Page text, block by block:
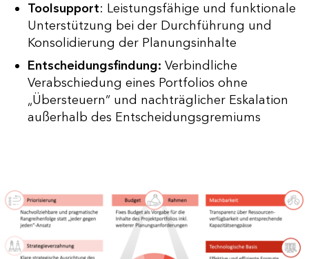
Toolsupport: Leistungsfähige und funktionale
Unterstützung bei der Durchführung und
Konsolidierung der Planungsinhalte
Entscheidungsfindung: Verbindliche
Verabschiedung eines Portfolios ohne
„Übersteuern“ und nachträglicher Eskalation
außerhalb des Entscheidungsgremiums